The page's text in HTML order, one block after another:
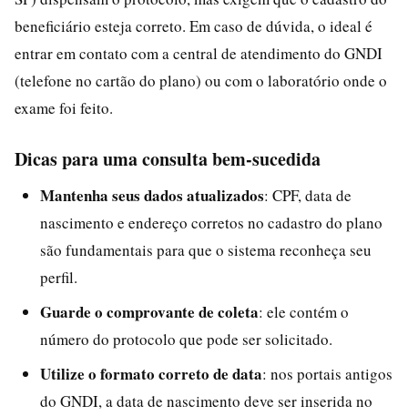
beneficiário esteja correto. Em caso de dúvida, o ideal é
entrar em contato com a central de atendimento do GNDI
(telefone no cartão do plano) ou com o laboratório onde o
exame foi feito.
Dicas para uma consulta bem-sucedida
Mantenha seus dados atualizados: CPF, data de
nascimento e endereço corretos no cadastro do plano
são fundamentais para que o sistema reconheça seu
perfil.
Guarde o comprovante de coleta: ele contém o
número do protocolo que pode ser solicitado.
Utilize o formato correto de data: nos portais antigos
do GNDI, a data de nascimento deve ser inserida no